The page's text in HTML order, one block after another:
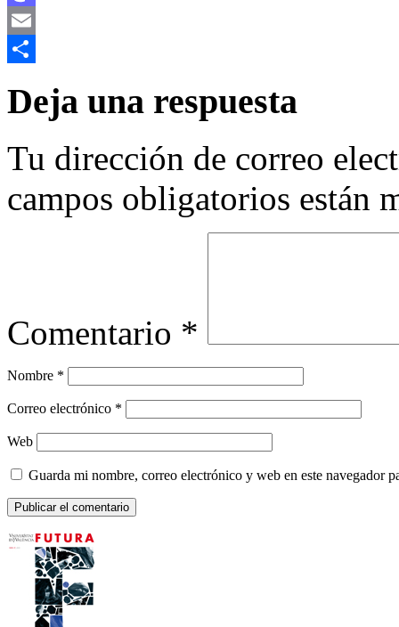
Mastodon
Email
Deja una respuesta
Tu dirección de correo
campos obligatorios están
Comentario *
Nombre *
Correo electrónico *
Web
Guarda mi nombre, correo electrónico y web en este navegador